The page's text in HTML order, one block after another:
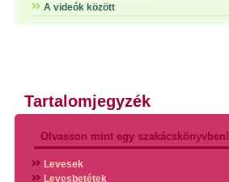
A videók között
Tartalomjegyzék
Olvasson mint egy szakácskönyvben!
Levesek
Levesbetétek